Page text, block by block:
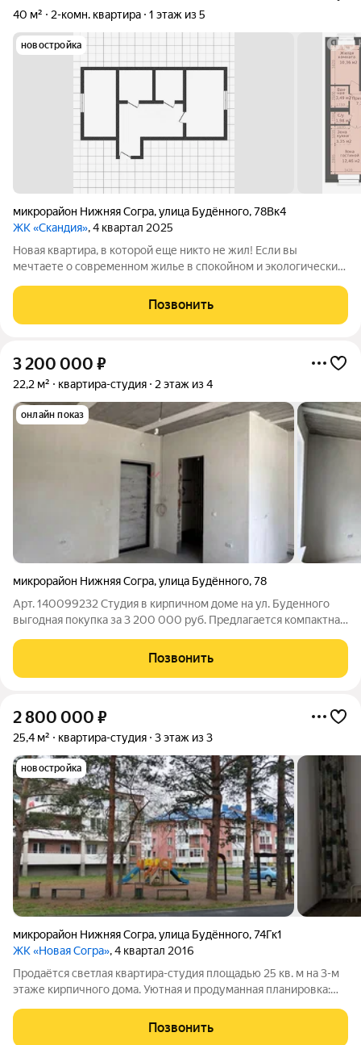
40 м² 2-комн. квартира 1 этаж из 5
новостройка
микрорайон Нижняя Согра,улица Будённого,78Вк4
ЖК «Скандия», 4 квартал 2025
Новая квартира, в которой еще никто не жил! Если вы
мечтаете о современном жилье в спокойном и экологически
внимания. Новый кирпичный дом тепло, надежность и
отличная шумоизоляция. В квартире
Позвонить
3 200 000 ₽
22,2 м² квартира-студия 2 этаж из 4
онлайн показ
микрорайон Нижняя Согра,улица Будённого,78
Арт. 140099232 Студия в кирпичном доме на ул. Буденного
выгодная покупка за 3 200 000 руб. Предлагается компактная
этаже 4-этажного кирпичного дома. Прямая продажа, все
документы готовы
Позвонить
2 800 000 ₽
25,4 м² квартира-студия 3 этаж из 3
новостройка
микрорайон Нижняя Согра,улица Будённого,74Гк1
ЖК «Новая Согра», 4 квартал 2016
Продаётся светлая квартира-студия площадью 25 кв. м на 3-м
этаже кирпичного дома. Уютная и продуманная планировка:
Комната просторная, выполнена косметическая отделка,
постелен новый линолеум. На
Позвонить